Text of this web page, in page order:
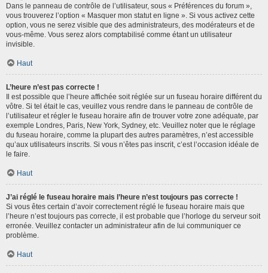
Dans le panneau de contrôle de l’utilisateur, sous « Préférences du forum »,
vous trouverez l’option « Masquer mon statut en ligne ». Si vous activez cette
option, vous ne serez visible que des administrateurs, des modérateurs et de
vous-même. Vous serez alors comptabilisé comme étant un utilisateur
invisible.
Haut
L’heure n’est pas correcte !
Il est possible que l’heure affichée soit réglée sur un fuseau horaire différent du
vôtre. Si tel était le cas, veuillez vous rendre dans le panneau de contrôle de
l’utilisateur et régler le fuseau horaire afin de trouver votre zone adéquate, par
exemple Londres, Paris, New York, Sydney, etc. Veuillez noter que le réglage
du fuseau horaire, comme la plupart des autres paramètres, n’est accessible
qu’aux utilisateurs inscrits. Si vous n’êtes pas inscrit, c’est l’occasion idéale de
le faire.
Haut
J’ai réglé le fuseau horaire mais l’heure n’est toujours pas correcte !
Si vous êtes certain d’avoir correctement réglé le fuseau horaire mais que
l’heure n’est toujours pas correcte, il est probable que l’horloge du serveur soit
erronée. Veuillez contacter un administrateur afin de lui communiquer ce
problème.
Haut